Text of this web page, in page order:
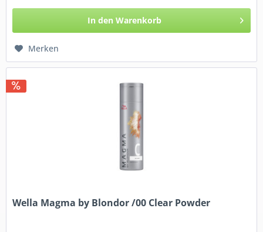
In den Warenkorb
Merken
Wella Magma by Blondor /00 Clear Powder